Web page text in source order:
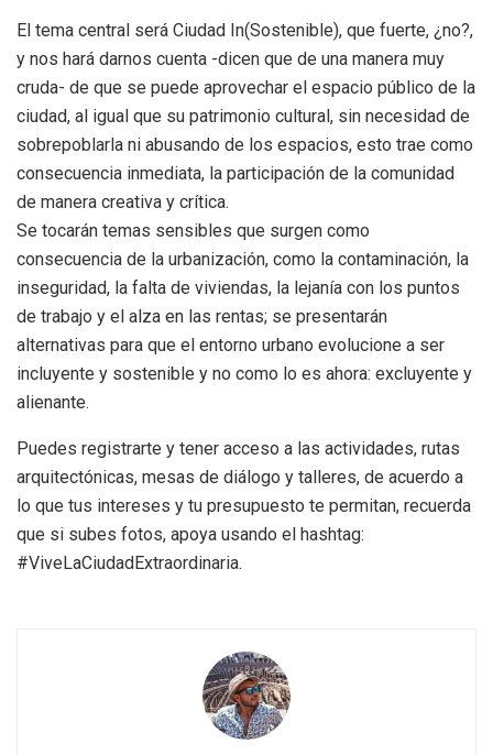
El tema central será Ciudad In(Sostenible), que fuerte, ¿no?,
y nos hará darnos cuenta -dicen que de una manera muy
cruda- de que se puede aprovechar el espacio público de la
ciudad, al igual que su patrimonio cultural, sin necesidad de
sobrepoblarla ni abusando de los espacios, esto trae como
consecuencia inmediata, la participación de la comunidad
de manera creativa y crítica.
Se tocarán temas sensibles que surgen como
consecuencia de la urbanización, como la contaminación, la
inseguridad, la falta de viviendas, la lejanía con los puntos
de trabajo y el alza en las rentas; se presentarán
alternativas para que el entorno urbano evolucione a ser
incluyente y sostenible y no como lo es ahora: excluyente y
alienante.
Puedes registrarte y tener acceso a las actividades, rutas
arquitectónicas, mesas de diálogo y talleres, de acuerdo a
lo que tus intereses y tu presupuesto te permitan, recuerda
que si subes fotos, apoya usando el hashtag:
#ViveLaCiudadExtraordinaria.